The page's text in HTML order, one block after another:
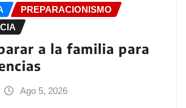
PREPARACIONISMO
a la familia para
Ago 5, 2026